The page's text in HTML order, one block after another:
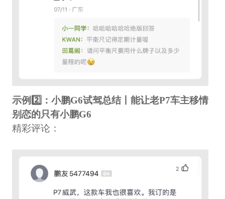
示例2️⃣：小鹏G6试驾总结丨能让老P7车主移情
别恋的只有小鹏G6
精彩评论：